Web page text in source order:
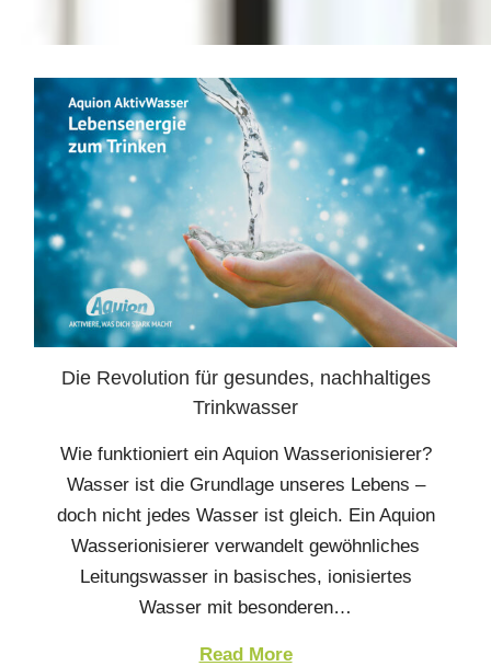
Die Revolution für gesundes, nachhaltiges
Trinkwasser
Wie funktioniert ein Aquion Wasserionisierer?
Wasser ist die Grundlage unseres Lebens –
doch nicht jedes Wasser ist gleich. Ein Aquion
Wasserionisierer verwandelt gewöhnliches
Leitungswasser in basisches, ionisiertes
Wasser mit besonderen…
Read More